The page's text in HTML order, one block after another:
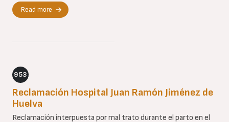
Read more
953
Reclamación Hospital Juan Ramón Jiménez de
Huelva
Reclamación interpuesta por mal trato durante el parto en el